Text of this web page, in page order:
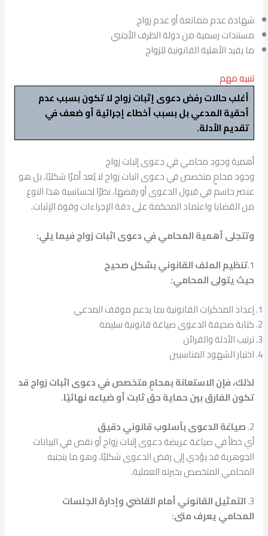
شهادة عدم ممانعة أو عدم زواج
مستندات رسمية من دولة الطرف الأجنبي
ما يفيد الأهلية القانونية للزواج
تنبيه مهم
أغلب حالات رفض دعوى إثبات زواج لا تكون بسبب عدم
أحقية المدعي بل بسبب أخطاء إجرائية أو ضعف في
تقديم الأدلة.
أهمية وجود محامي في دعوى إثبات زواج
وجود محامٍ متخصص في دعوى اثبات زواج لا يُعد أمرًا شكليًا، بل هو
عنصر حاسم في قبول الدعوى أو رفضها، نظرًا لحساسية هذا النوع
من القضايا واعتماد المحكمة على دقة الإجراءات وقوة الإثبات.
وتتجلى أهمية المحامي في دعوى اثبات زواج فيما يلي:
1.تنظيم الملف القانوني بشكل صحيح
حيث يتولى المحامي:
إعداد المذكرات القانونية بما يدعم موقف المدعي
كتابة صحيفة الدعوى صياغة قانونية سليمة
ترتيب الأدلة والقرائن
اختيار الشهود المناسبين
لذلك، فإن الاستعانة بمحامٍ متخصص في دعوى اثبات زواج قد
تكون الفارق بين حماية حق ثابت أو ضياعه نهائيًا.
2. صياغة الدعوى بأسلوب قانوني دقيق
أي خطأ في صياغة عريضة دعوى إثبات زواج أو نقص في البيانات
الجوهرية قد يؤدي إلى رفض الدعوى شكليًا، وهو ما يتجنبه
المحامي المتخصص بخبرته العملية.
3. التمثيل القانوني أمام القاضي وإدارة الجلسات
المحامي يعرف متى: